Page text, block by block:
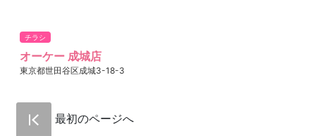
チラシ
オーケー 成城店
東京都世田谷区成城3-18-3
最初のページへ